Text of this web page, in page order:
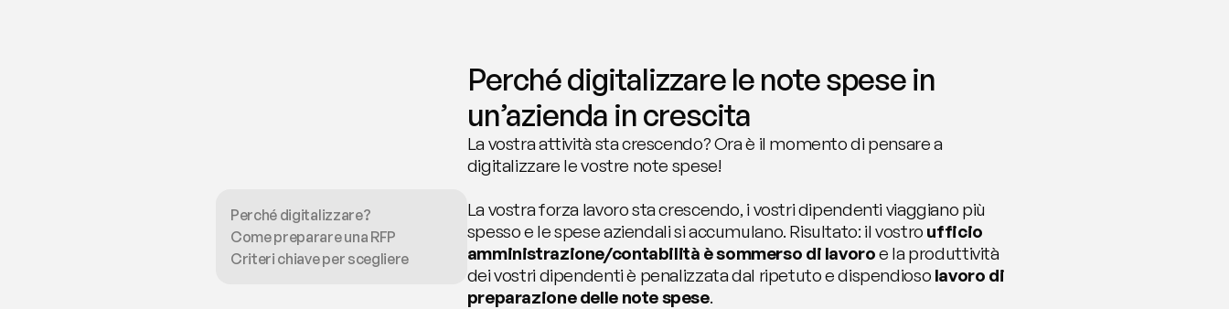
Perché digitalizzare?
Come preparare una RFP
Criteri chiave per scegliere
Perché digitalizzare le note spese in
un’azienda in crescita
La vostra attività sta crescendo? Ora è il momento di pensare a
digitalizzare le vostre note spese!
La vostra forza lavoro sta crescendo, i vostri dipendenti viaggiano più
spesso e le spese aziendali si accumulano. Risultato: il vostro ufficio
amministrazione/contabilità è sommerso di lavoro e la produttività
dei vostri dipendenti è penalizzata dal ripetuto e dispendioso lavoro di
preparazione delle note spese.